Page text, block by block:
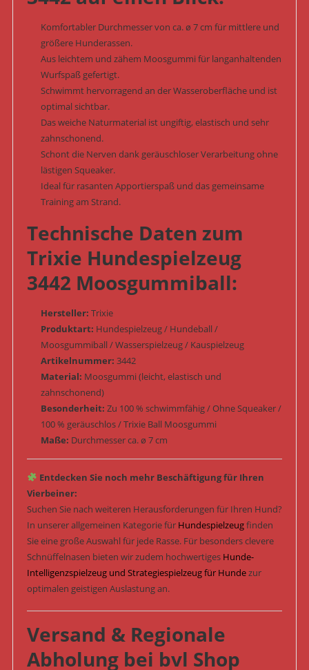
Komfortabler Durchmesser von ca. ø 7 cm für mittlere und
größere Hunderassen.
Aus leichtem und zähem Moosgummi für langanhaltenden
Wurfspaß gefertigt.
Schwimmt hervorragend an der Wasseroberfläche und ist
optimal sichtbar.
Das weiche Naturmaterial ist ungiftig, elastisch und sehr
zahnschonend.
Schont die Nerven dank geräuschloser Verarbeitung ohne
lästigen Squeaker.
Ideal für rasanten Apportierspaß und das gemeinsame
Training am Strand.
Technische Daten zum
Trixie Hundespielzeug
3442 Moosgummiball:
Hersteller: Trixie
Produktart: Hundespielzeug / Hundeball /
Moosgummiball / Wasserspielzeug / Kauspielzeug
Artikelnummer: 3442
Material: Moosgummi (leicht, elastisch und
zahnschonend)
Besonderheit: Zu 100 % schwimmfähig / Ohne Squeaker /
100 % geräuschlos / Trixie Ball Moosgummi
Maße: Durchmesser ca. ø 7 cm
Entdecken Sie noch mehr Beschäftigung für Ihren
Vierbeiner:
Suchen Sie nach weiteren Herausforderungen für Ihren Hund?
In unserer allgemeinen Kategorie für Hundespielzeugfinden
Sie eine große Auswahl für jede Rasse. Für besonders clevere
Schnüffelnasen bieten wir zudem hochwertiges Hunde-
Intelligenzspielzeug und Strategiespielzeug für Hundezur
optimalen geistigen Auslastung an.
Versand & Regionale
Abholung bei bvl Shop